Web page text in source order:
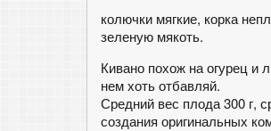
колючки мягкие, корка
зеленую мякоть.
Кивано похож на огурец
нем хоть отбавляй.
Средний вес плода 300 г,
создания оригинальных